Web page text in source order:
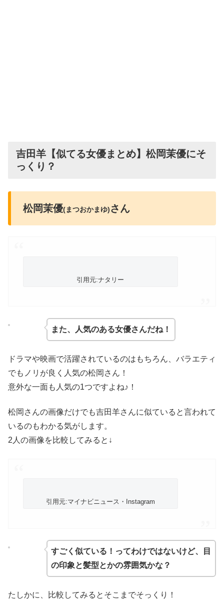
吉田羊【似てる女優まとめ】松岡茉優にそ
っくり？
松岡茉優(まつおかまゆ)さん
引用元:ナタリー
また、人気のある女優さんだね！
ドラマや映画で活躍されているのはもちろん、バラエティ
でもノリが良く人気の松岡さん！
意外な一面も人気の1つですよね♪！
松岡さんの画像だけでも吉田羊さんに似ていると言われて
いるのもわかる気がします。
2人の画像を比較してみると↓
引用元:マイナビニュース・Instagram
すごく似ている！ってわけではないけど、目
の印象と髪型とかの雰囲気かな？
たしかに、比較してみるとそこまでそっくり！